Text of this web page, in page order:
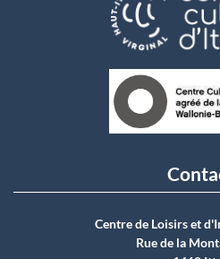
Centre de Loisirs et
Rue de la